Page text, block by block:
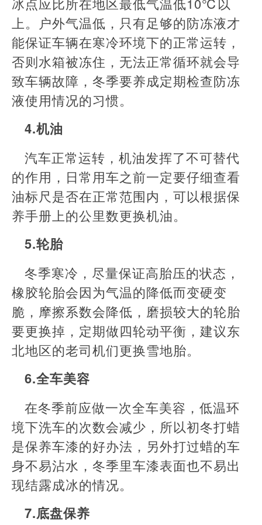
上。户外气温低，只有足够的防冻液才
能保证车辆在寒冷环境下的正常运转，
否则水箱被冻住，无法正常循环就会导
致车辆故障，冬季要养成定期检查防冻
液使用情况的习惯。
4.机油
汽车正常运转，机油发挥了不可替代
的作用，日常用车之前一定要仔细查看
油标尺是否在正常范围内，可以根据保
养手册上的公里数更换机油。
5.轮胎
冬季寒冷，尽量保证高胎压的状态，
橡胶轮胎会因为气温的降低而变硬变
脆，摩擦系数会降低，磨损较大的轮胎
要更换掉，定期做四轮动平衡，建议东
北地区的老司机们更换雪地胎。
6.全车美容
在冬季前应做一次全车美容，低温环
境下洗车的次数会减少，所以初冬打蜡
是保养车漆的好办法，另外打过蜡的车
身不易沾水，冬季里车漆表面也不易出
现结露成冰的情况。
7.底盘保养